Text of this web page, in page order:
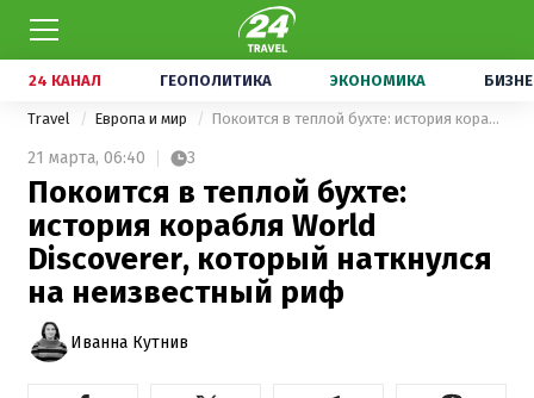
24 КАНАЛ ГЕОПОЛИТИКА ЭКОНОМИКА
Travel Европа и мир Покоится в теплой бухте: история корабля World Discoverer, который наткнулся на неизвестный риф
21 марта, 06:40 3
Покоится в теплой бухте:
история корабля World
Discoverer, который наткнулся
на неизвестный риф
Иванна Кутнив